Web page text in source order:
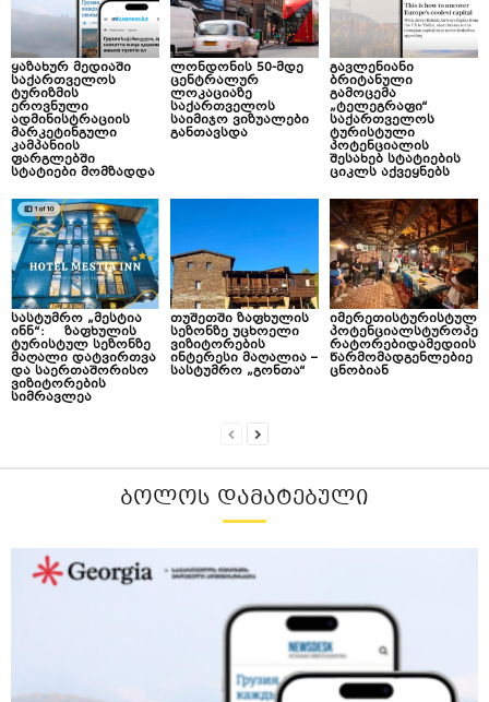
ყაზახურ მედიაში
საქართველოს
ტურიზმის
ეროვნული
ადმინისტრაციის
მარკეტინგული
კამპანიის
ფარგლებში
სტატიები მომზადდა
ლონდონის 50-მდე
ცენტრალურ
ლოკაციაზე
საქართველოს
საიმიჯო ვიზუალები
განთავსდა
გავლენიანი
ბრიტანული
გამოცემა
„ტელეგრაფი“
საქართველოს
ტურისტული
პოტენციალის
შესახებ სტატიების
ციკლს აქვეყნებს
სასტუმრო „მესტია
ინნ“: ზაფხულის
ტურისტულ სეზონზე
მაღალი დატვირთვა
და საერთაშორისო
ვიზიტორების
სიმრავლეა
თუშეთში ზაფხულის
სეზონზე უცხოელი
ვიზიტორების
ინტერესი მაღალია –
სასტუმრო „გონთა“
იმერეთისტურისტულ
პოტენციალსტუროპე
რატორებიდამედიის
წარმომადგენლებიე
ცნობიან
ᲑᲝᲚᲝᲡ ᲓᲐᲛᲐᲢᲔᲑᲣᲚᲘ